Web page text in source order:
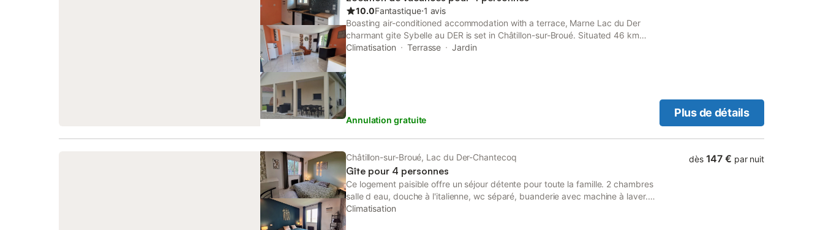
détente + barbecue et pergola avec transats et voile d ombrage
10.0Fantastique⋅1 avis
Boasting air-conditioned accommodation with a terrace, Marne Lac du Der
charmant gite Sybelle au DER is set in Châtillon-sur-Broué. Situated 46 km
from Nigloland, the property features a private beach area and free private
Climatisation Terrasse Jardin
Annulation gratuite
Plus de détails
Châtillon-sur-Broué, Lac du Der-Chantecoq
Gîte pour 4 personnes
Ce logement paisible offre un séjour détente pour toute la famille. 2 chambres
salle d eau, douche à l'italienne, wc séparé, buanderie avec machine à laver.
Une belle pièce de vie cuisine aménagée four lave vaisselle frigo congel coin
Climatisation
dès 147 € par nuit